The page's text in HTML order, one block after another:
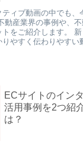
ィブ動画の中でも、
動産業界の事例や、
をご紹介します。
やすく伝わりやすい
ECサイトのイン
活用事例を2つ紹
は？